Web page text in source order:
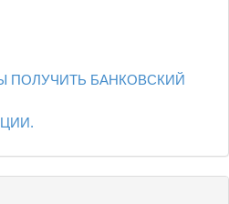
ПОЛУЧИТЬ БАНКОВСКИЙ